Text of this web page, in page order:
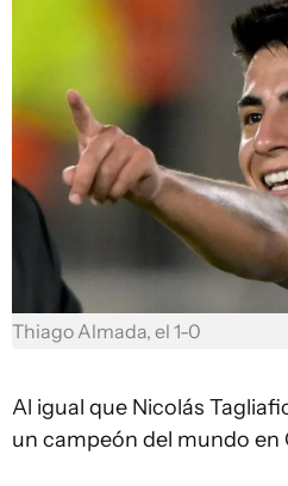
Thiago Almada, el 1-0
Al igual que Nicolás
un campeón del mundo en